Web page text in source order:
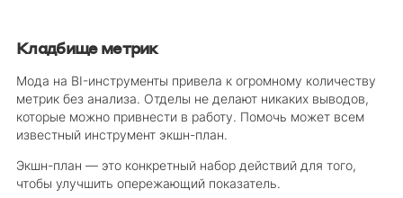
Кладбище метрик
Мода на BI-инструменты привела к огромному количеству
метрик без анализа. Отделы не делают никаких выводов,
которые можно привнести в работу. Помочь может всем
известный инструмент экшн-план.
Экшн-план — это конкретный набор действий для того,
чтобы улучшить опережающий показатель.